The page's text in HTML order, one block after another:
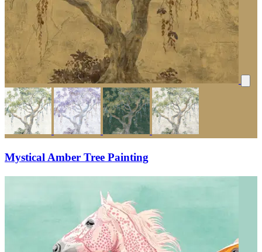
Mystical Amber Tree Painting